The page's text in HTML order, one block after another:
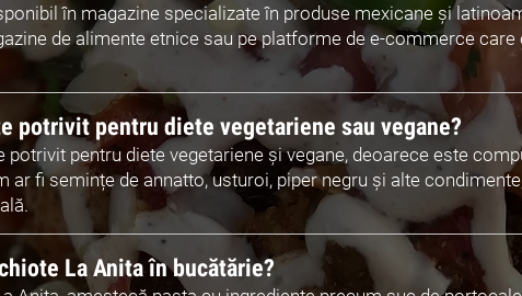
în magazine specializate în produse mexicane și
de alimente etnice sau pe platforme de e-commerce
potrivit pentru diete vegetariene sau vegane?
potrivit pentru diete vegetariene și vegane, deoarece este
ar fi semințe de annatto, usturoi, piper negru și alte
La Anita în bucătărie?